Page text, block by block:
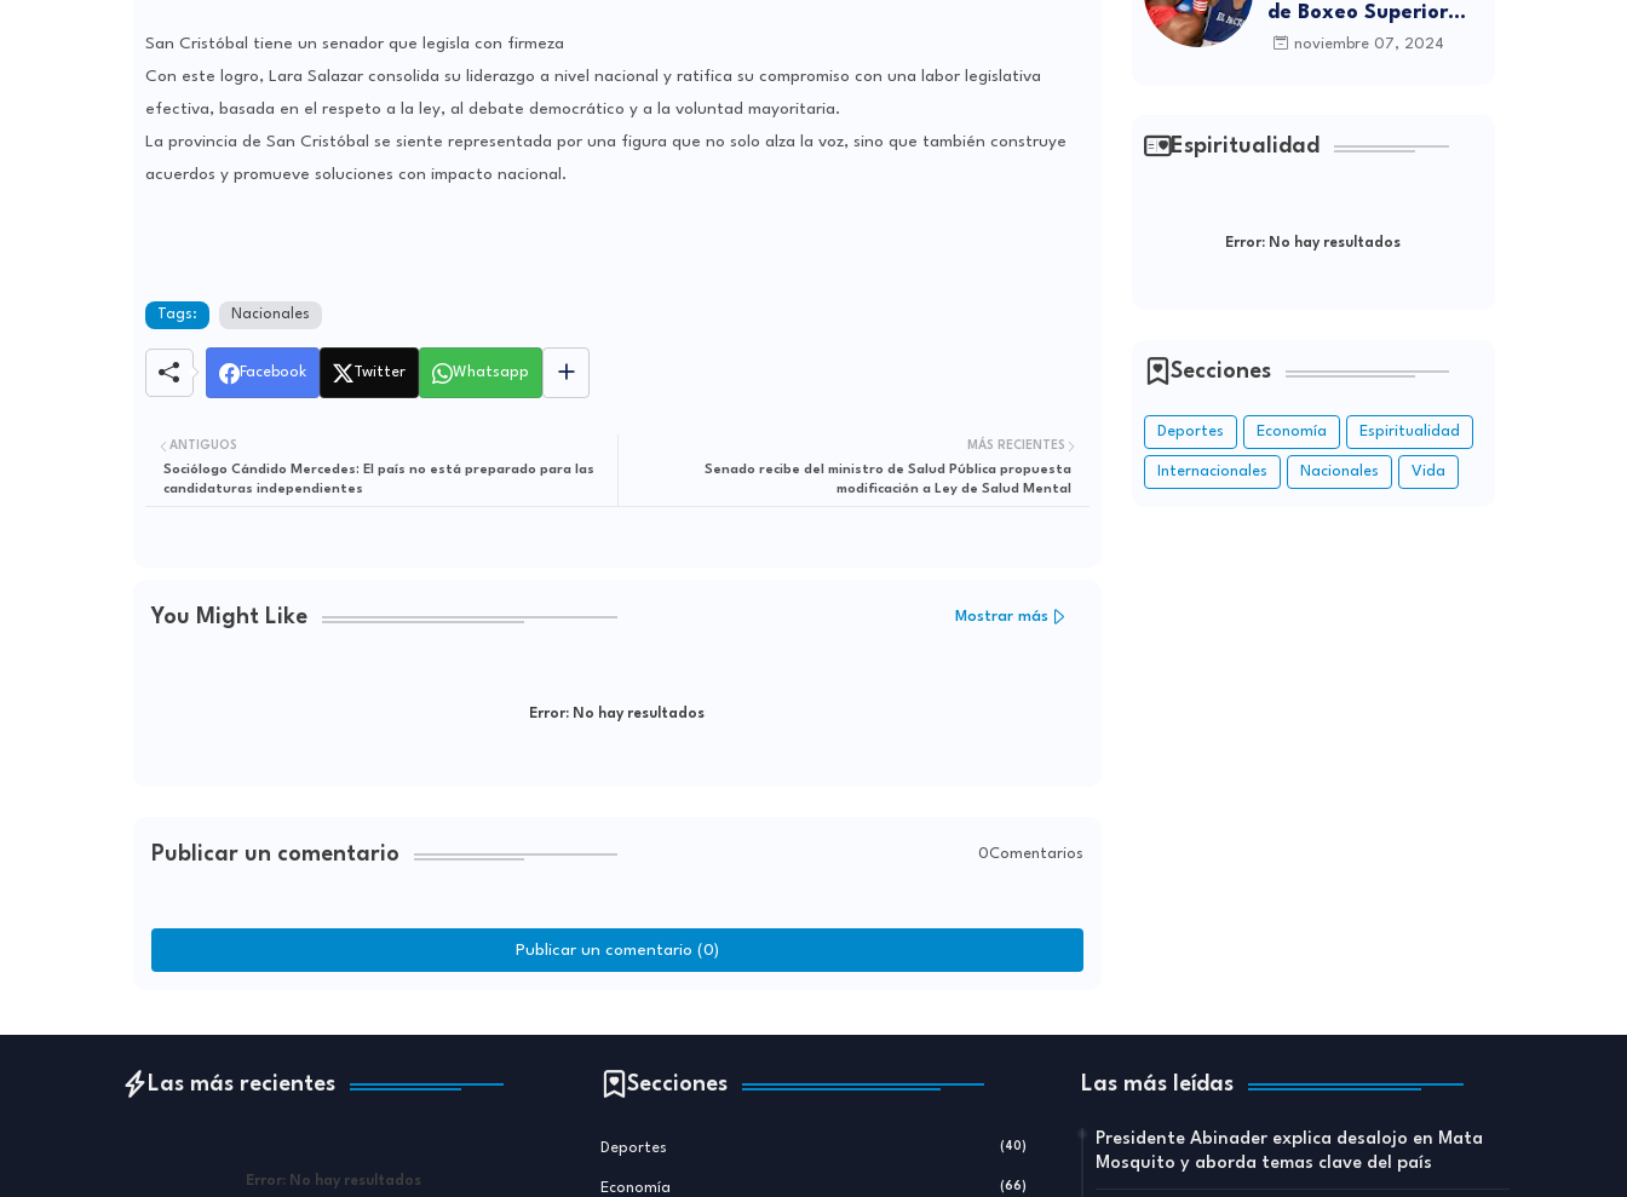
San Cristóbal tiene un senador que legisla con firmeza
Con este logro, Lara Salazar consolida su liderazgo a nivel nacional y ratifica su compromiso con una labor legislativa
efectiva, basada en el respeto a la ley, al debate democrático y a la voluntad mayoritaria.
La provincia de San Cristóbal se siente representada por una figura que no solo alza la voz, sino que también construye
acuerdos y promueve soluciones con impacto nacional.
Tags: Nacionales
Facebook Twitter Whatsapp
MÁS RECIENTES
Senado recibe del ministro de Salud Pública propuesta
modificación a Ley de Salud Mental
ANTIGUOS
Sociólogo Cándido Mercedes: El país no está preparado para las
candidaturas independientes
You Might Like Mostrar más
Error: No hay resultados
Publicar un comentario 0Comentarios
Publicar un comentario (0)
de Boxeo Superior
será inaugurada este
noviembre 07, 2024
Espiritualidad
Error: No hay resultados
Secciones
Deportes Economía Espiritualidad
Internacionales Nacionales Vida
Las más recientes
Error: No hay resultados
Secciones
Deportes (40)
Economía (66)
Las más leídas
Presidente Abinader explica desalojo en Mata
Mosquito y aborda temas clave del país